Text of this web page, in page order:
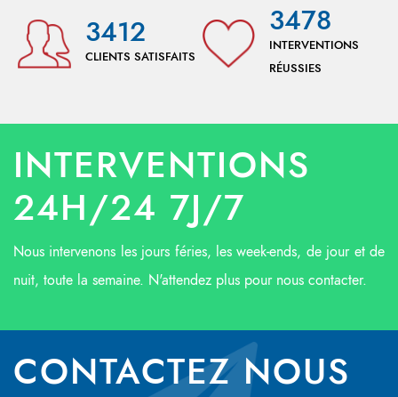
3412
CLIENTS SATISFAITS
3478
INTERVENTIONS
RÉUSSIES
INTERVENTIONS
24H/24 7J/7
Nous intervenons les jours féries, les week-ends, de jour et de
nuit, toute la semaine. N'attendez plus pour nous contacter.
CONTACTEZ NOUS